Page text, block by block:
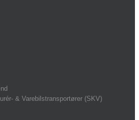
& Varebilstransportører (SKV)